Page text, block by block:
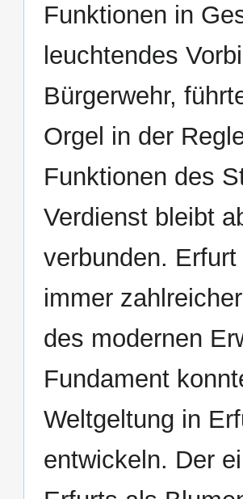
Funktionen in
leuchtendes
Bürgerwehr,
Orgel in der
Funktionen des
Verdienst bleibt
verbunden.
immer
des modernen
Fundament
Weltgeltung in
entwickeln. Der